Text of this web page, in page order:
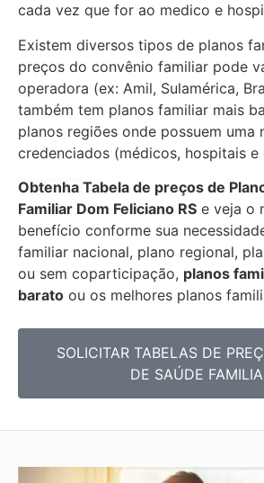
cada vez que for ao medico e
Existem diversos tipos de planos
preços do convênio familiar pode
operadora (ex: Amil, Sulamérica,
também tem planos familiar mais
planos regiões onde possuem uma
credenciados (médicos, hospitais e
Obtenha Tabela de preços de
Familiar Dom Feliciano RS e veja o
benefício conforme sua
familiar nacional, plano regional,
ou sem coparticipação, planos
barato ou os melhores planos
SOLICITAR TABELAS DE
DE SAÚDE